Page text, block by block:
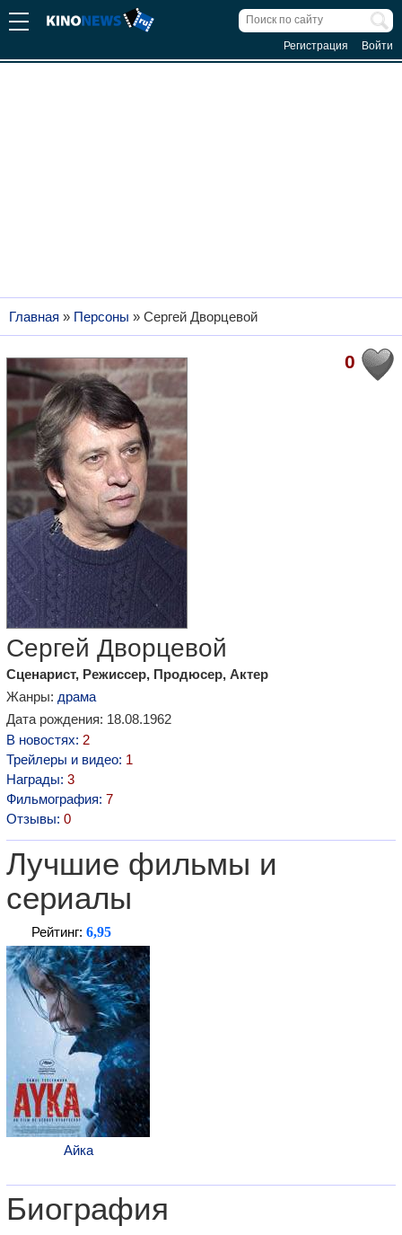
Регистрация Войти
Главная » Персоны » Сергей Дворцевой
0
Сергей Дворцевой
Сценарист, Режиссер, Продюсер, Актер
Жанры: драма
Дата рождения: 18.08.1962
В новостях: 2
Трейлеры и видео: 1
Награды: 3
Фильмография: 7
Отзывы: 0
Лучшие фильмы и
сериалы
Рейтинг: 6,95
Айка
Биография